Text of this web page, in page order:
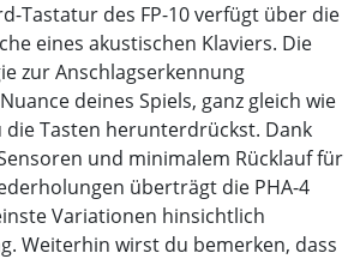
Tastatur des FP-10 verfügt über die
eines akustischen Klaviers. Die
zur Anschlagserkennung
deines Spiels, ganz gleich wie
Tasten herunterdrückst. Dank
und minimalem Rücklauf für
überträgt die PHA-4
Variationen hinsichtlich
Weiterhin wirst du bemerken, dass